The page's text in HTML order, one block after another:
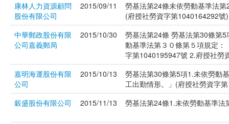
康林人力資源顧問
股份有限公司
2015/09/11
勞基法第24條未依勞動基準法
(府授社勞資字第1040164292號)
中華郵政股份有限
公司嘉義郵局
2015/10/30
勞基法第24條 勞基法第30條第
動基準法第３０條第５項規定
字第1040195947號 2.府授社勞
嘉明海運股份有限
公司
2015/10/13
勞基法第30條第5項1.未依勞動
工出勤情形。」(府授社勞資字
穀盛股份有限公司
2015/11/13 勞基法第24條1.未依勞動基準